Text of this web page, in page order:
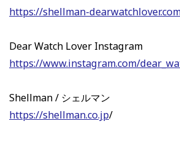
https://shellman-
Dear Watch Lover Instagram
https://www.instagram.com/
Shellman / シェルマン
https://shellman.co.jp/